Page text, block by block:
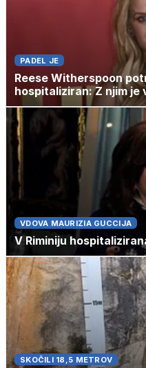
PADEL JE
Reese Witherspoon
hospitaliziran: Z njim je
VDOVA MAURIZIA GUCCIJA
V Riminiju
SKOČILI 18,5 METROV